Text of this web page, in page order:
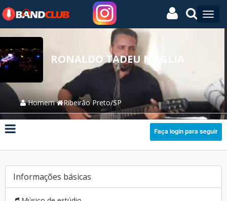
RONALDO TADEU MAGLIA
Homem Ribeirão Preto/SP
Faça login para seguir
Informações básicas